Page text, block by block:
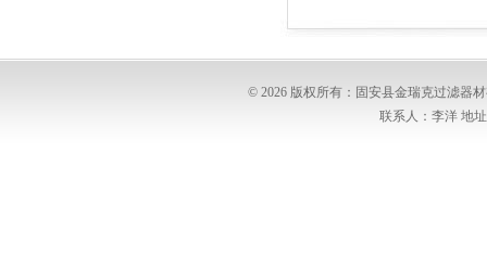
© 2026 版权所有：固安县金瑞克过滤器
联系人：李洋 地